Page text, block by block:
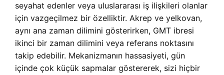
seyahat edenler veya uluslararası iş ilişkileri olanlar
için vazgeçilmez bir özelliktir. Akrep ve yelkovan,
aynı ana zaman dilimini gösterirken, GMT ibresi
ikinci bir zaman dilimini veya referans noktasını
takip edebilir. Mekanizmanın hassasiyeti, gün
içinde çok küçük sapmalar göstererek, sizi hiçbir